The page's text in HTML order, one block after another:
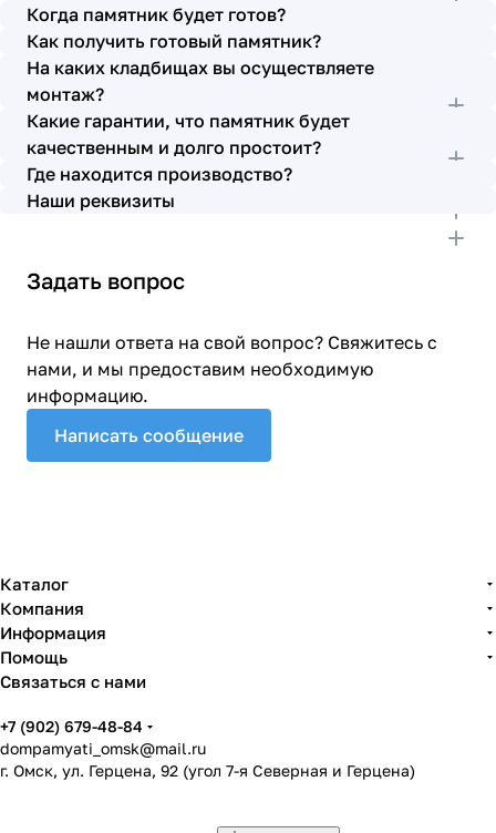
качественно. Я присутствовала при монтаже,
ребят это нисколько не смутило. Они, как и
Елена Николаевна, ответили на все мои вопросы,
которые возникли в процессе. Спасибо.
Выражаю благодарность от имени всей нашей
семьи за выполнение заказа в срок и
качественно. К руководству просьба по-
возможности премировать работников.
Когда памятник будет готов?
Как получить готовый памятник?
На каких кладбищах вы осуществляете
монтаж?
Какие гарантии, что памятник будет
качественным и долго простоит?
Где находится производство?
Наши реквизиты
Задать вопрос
Не нашли ответа на свой вопрос? Свяжитесь с
нами, и мы предоставим необходимую
информацию.
Написать сообщение
Каталог
Компания
Информация
Помощь
Связаться с нами
+7 (902) 679-48-84
dompamyati_omsk@mail.ru
г. Омск, ул. Герцена, 92 (угол 7-я Северная и Герцена)